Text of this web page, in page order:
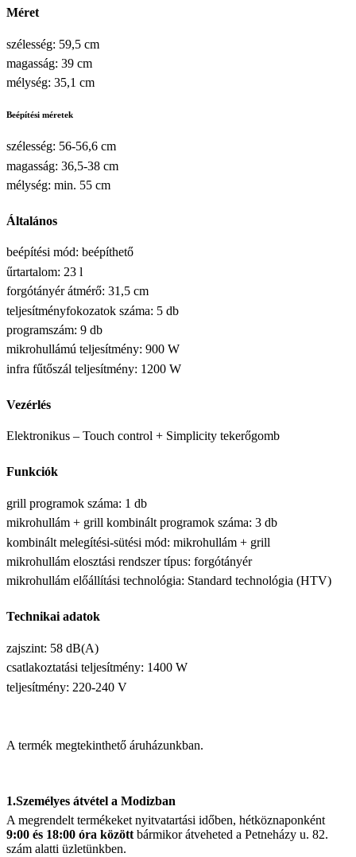
Méret
szélesség: 59,5 cm
magasság: 39 cm
mélység: 35,1 cm
Beépítési méretek
szélesség: 56-56,6 cm
magasság: 36,5-38 cm
mélység: min. 55 cm
Általános
beépítési mód: beépíthető
űrtartalom: 23 l
forgótányér átmérő: 31,5 cm
teljesítményfokozatok száma: 5 db
programszám: 9 db
mikrohullámú teljesítmény: 900 W
infra fűtőszál teljesítmény: 1200 W
Vezérlés
Elektronikus – Touch control + Simplicity tekerőgomb
Funkciók
grill programok száma: 1 db
mikrohullám + grill kombinált programok száma: 3 db
kombinált melegítési-sütési mód: mikrohullám + grill
mikrohullám elosztási rendszer típus: forgótányér
mikrohullám előállítási technológia: Standard technológia (HTV)
Technikai adatok
zajszint: 58 dB(A)
csatlakoztatási teljesítmény: 1400 W
teljesítmény: 220-240 V
A termék megtekinthető áruházunkban.
1.Személyes átvétel a Modizban
A megrendelt termékeket nyitvatartási időben, hétköznaponként
9:00 és 18:00 óra között bármikor átveheted a Petneházy u. 82.
szám alatti üzletünkben.